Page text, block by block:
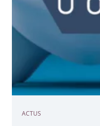
ACTUS